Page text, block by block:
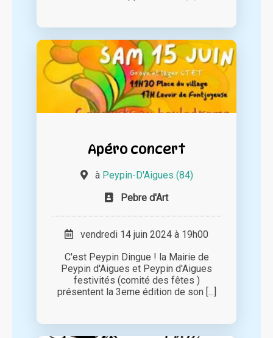
Apéro concert
à Peypin-D'Aigues (84)
Pebre d'Art
vendredi 14 juin 2024 à 19h00
C'est Peypin Dingue ! la Mairie de
Peypin d'Aigues et Peypin d'Aigues
festivités (comité des fêtes )
présentent la 3eme édition de son [...]